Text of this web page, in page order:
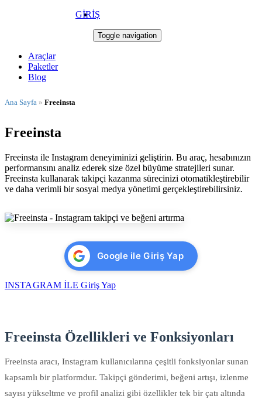
GİRİŞ
Toggle navigation
Araçlar
Paketler
Blog
Ana Sayfa » Freeinsta
Freeinsta
Freeinsta ile Instagram deneyiminizi geliştirin. Bu araç, hesabınızın
performansını analiz ederek size özel büyüme stratejileri sunar.
Freeinsta kullanarak takipçi kazanma sürecinizi otomatikleştirebilir
ve daha verimli bir sosyal medya yönetimi gerçekleştirebilirsiniz.
Google ile Giriş Yap
INSTAGRAM İLE Giriş Yap
Freeinsta Özellikleri ve Fonksiyonları
Freeinsta aracı, Instagram kullanıcılarına çeşitli fonksiyonlar sunan
kapsamlı bir platformdur. Takipçi gönderimi, beğeni artışı, izlenme
sayısı yükseltme ve profil analizi gibi özellikler tek bir çatı altında